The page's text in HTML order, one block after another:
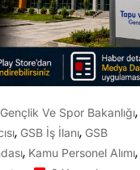
Gençlik Ve Spor Bakanlığı,
, GSB İş İlanı, GSB
, Kamu Personel Alımı,